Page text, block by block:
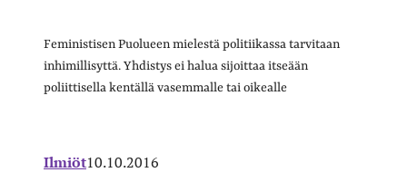
Feministisen Puolueen mielestä politiikassa tarvitaan
inhimillisyttä. Yhdistys ei halua sijoittaa itseään
poliittisella kentällä vasemmalle tai oikealle
Ilmiöt10.10.2016